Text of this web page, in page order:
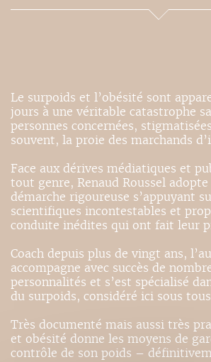
Le surpoids et l’obésité sont
jours à une véritable catastrophe
personnes concernées,
souvent, la proie des marchands
Face aux dérives médiatiques et
tout genre, Renaud Roussel
démarche rigoureuse s’appuyant
scientifiques incontestables et
conduite inédites qui ont fait leur
Coach depuis plus de vingt ans,
accompagne avec succès de
personnalités et s’est spécialisé
du surpoids, considéré ici sous
Très documenté mais aussi très
et obésité donne les moyens de
contrôle de son poids –